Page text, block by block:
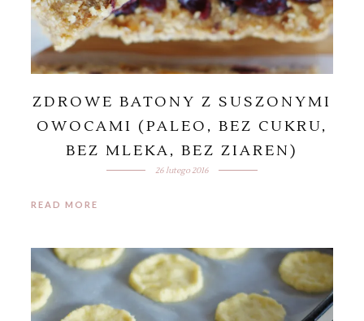
ZDROWE BATONY Z SUSZONYMI
OWOCAMI (PALEO, BEZ CUKRU,
BEZ MLEKA, BEZ ZIAREN)
26 lutego 2016
READ MORE